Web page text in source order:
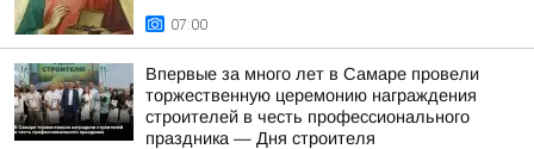
07:00
Впервые за много лет в Самаре провели
торжественную церемонию награждения
строителей в честь профессионального
праздника — Дня строителя